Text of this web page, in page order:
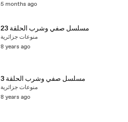
5 months ago
مسلسل صفي وشرب الحلقة 23
منوعات جزائرية
8 years ago
مسلسل صفي وشرب الحلقة 3
منوعات جزائرية
8 years ago